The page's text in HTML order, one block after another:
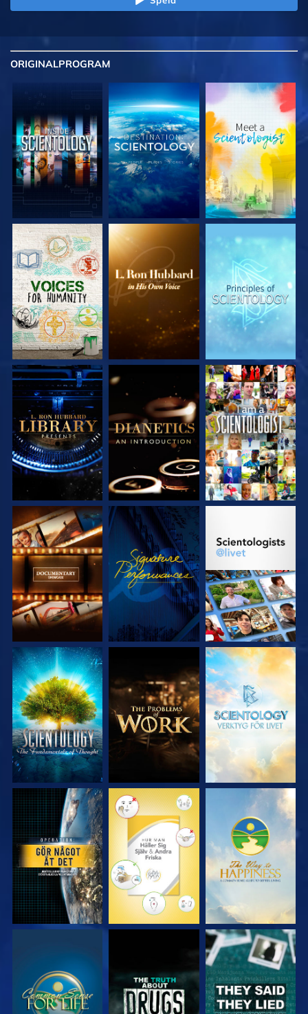
ORIGINALPROGRAM
UTFORSKA
SERIEN
UTFORSKA
SERIEN
UTFORSKA
SERIEN
UTFORSKA
SERIEN
UTFORSKA
SERIEN
TITTA
UTFORSKA
SERIEN
TITTA
UTFORSKA
UTFORSKA
SERIEN
UTFORSKA
SERIEN
UTFORSKA
SERIEN
TITTA TITTA TITTA
TITTA TITTA TITTA